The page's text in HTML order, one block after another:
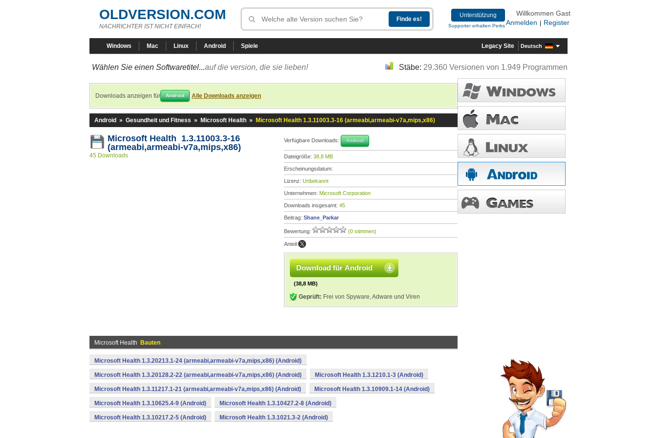
OLDVERSION.COM
NACHRICHTER IST NICHT EINFACH!
Unterstützung
Supporter erhalten Perks
Willkommen Gast
Anmelden
Register
Windows Mac Linux Android Spiele Legacy Site Deutsch
Wählen Sie einen Softwaretitel...auf die version, die sie lieben! Stäbe: 29.360 Versionen von 1.949 Programmen
Downloads anzeigen für Android Alle Downloads anzeigen
Android » Gesundheit und Fitness » Microsoft Health » Microsoft Health 1.3.11003.3-16 (armeabi,armeabi-v7a,mips,x86)
Microsoft Health 1.3.11003.3-16
(armeabi,armeabi-v7a,mips,x86)
45 Downloads
Verfügbare Downloads: Android
Dateigröße: 38,8 MB
Erscheinungsdatum:
Lizenz: Unbekannt
Unternehmen: Microsoft Corporation
Downloads insgesamt: 45
Beitrag: Shane_Parkar
Bewertung: (0 stimmen)
Anteil:
Download für Android
(38,8 MB)
Geprüft: Frei von Spyware, Adware und Viren
Microsoft Health Bauten
Microsoft Health 1.3.20213.1-24 (armeabi,armeabi-v7a,mips,x86) (Android)
Microsoft Health 1.3.20128.2-22 (armeabi,armeabi-v7a,mips,x86) (Android) Microsoft Health 1.3.1210.1-3 (Android)
Microsoft Health 1.3.11217.1-21 (armeabi,armeabi-v7a,mips,x86) (Android) Microsoft Health 1.3.10909.1-14 (Android)
Microsoft Health 1.3.10625.4-9 (Android) Microsoft Health 1.3.10427.2-8 (Android)
Microsoft Health 1.3.10217.2-5 (Android) Microsoft Health 1.3.1021.3-2 (Android)